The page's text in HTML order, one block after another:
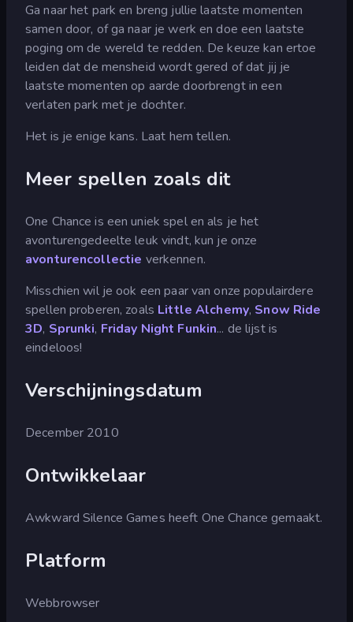
Ga naar het park en breng jullie laatste momenten
samen door, of ga naar je werk en doe een laatste
poging om de wereld te redden. De keuze kan ertoe
leiden dat de mensheid wordt gered of dat jij je
laatste momenten op aarde doorbrengt in een
verlaten park met je dochter.
Het is je enige kans. Laat hem tellen.
Meer spellen zoals dit
One Chance is een uniek spel en als je het
avonturengedeelte leuk vindt, kun je onze
avonturencollectie verkennen.
Misschien wil je ook een paar van onze populairdere
spellen proberen, zoals Little Alchemy, Snow Ride
3D, Sprunki, Friday Night Funkin... de lijst is
eindeloos!
Verschijningsdatum
December 2010
Ontwikkelaar
Awkward Silence Games heeft One Chance gemaakt.
Platform
Webbrowser